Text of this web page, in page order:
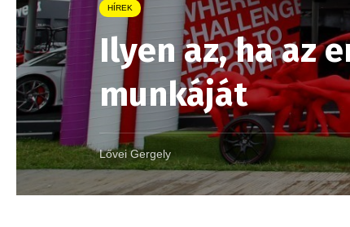
HÍREK
Ilyen az, ha az
munkáját
Lővei Gergely